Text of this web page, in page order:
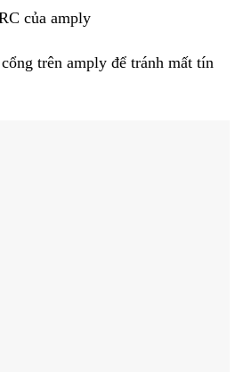
của amply
trên amply để tránh mất tín